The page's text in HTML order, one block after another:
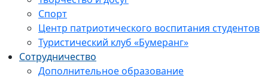
Спорт
Центр патриотического воспитания студентов
Туристический клуб «Бумеранг»
Сотрудничество
Дополнительное образование